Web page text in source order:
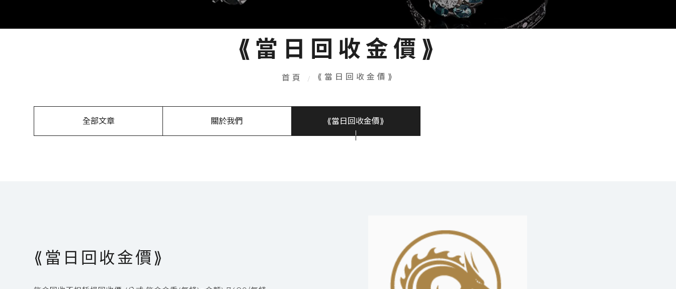
⟪當日回收金價⟫
首頁 ⟪當日回收金價⟫
全部文章 關於我們 ⟪當日回收金價⟫
⟪當日回收金價⟫